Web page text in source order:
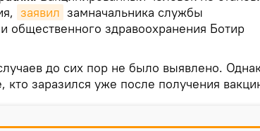
заявил замначальника службы
общественного здравоохранения Ботир
до сих пор не было выявлено.
кто заразился уже после получения